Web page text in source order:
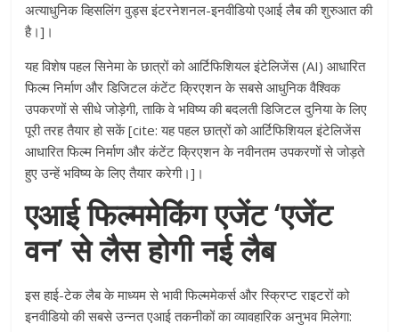
अत्याधुनिक व्हिसलिंग वुड्स इंटरनेशनल-इनवीडियो एआई लैब की शुरुआत की
है।]।
यह विशेष पहल सिनेमा के छात्रों को आर्टिफिशियल इंटेलिजेंस (AI) आधारित
फिल्म निर्माण और डिजिटल कंटेंट क्रिएशन के सबसे आधुनिक वैश्विक
उपकरणों से सीधे जोड़ेगी, ताकि वे भविष्य की बदलती डिजिटल दुनिया के लिए
पूरी तरह तैयार हो सकें [cite: यह पहल छात्रों को आर्टिफिशियल इंटेलिजेंस
आधारित फिल्म निर्माण और कंटेंट क्रिएशन के नवीनतम उपकरणों से जोड़ते
हुए उन्हें भविष्य के लिए तैयार करेगी।]।
एआई फिल्ममेकिंग एजेंट ‘एजेंट
वन’ से लैस होगी नई लैब
इस हाई-टेक लैब के माध्यम से भावी फिल्ममेकर्स और स्क्रिप्ट राइटरों को
इनवीडियो की सबसे उन्नत एआई तकनीकों का व्यावहारिक अनुभव मिलेगा: